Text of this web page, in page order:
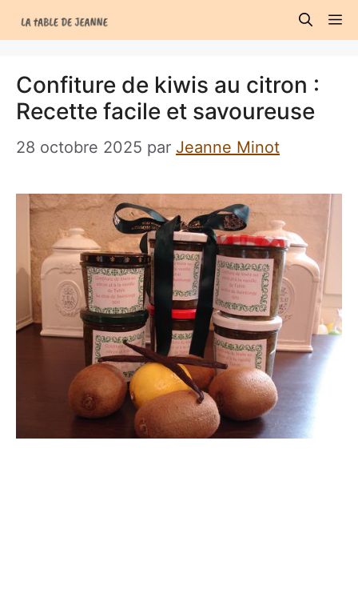
au
Confiture de kiwis au citron :
Recette facile et savoureuse
28 octobre 2025 par Jeanne Minot